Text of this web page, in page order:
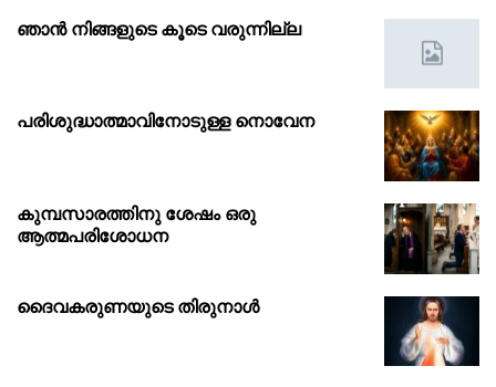
ഞാൻ നിങ്ങളുടെ കൂടെ വരുന്നില്ല
പരിശുദ്ധാത്മാവിനോടുള്ള നൊവേന
കുമ്പസാരത്തിനു ശേഷം ഒരു
ആത്മപരിശോധന
ദൈവകരുണയുടെ തിരുനാൾ